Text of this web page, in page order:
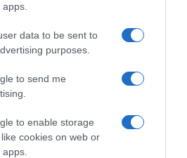
data to be sent to
purposes.
to send me
to enable storage
cookies on web or